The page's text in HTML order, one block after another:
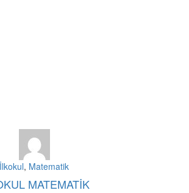
İlkokul, Matematik
MATEMATİK